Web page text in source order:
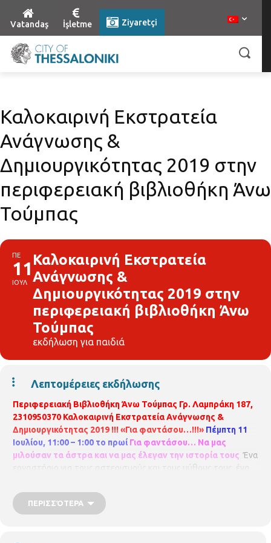
Vatandaş İşletme Ziyaretçi
Καλοκαιρινή Εκστρατεία
Ανάγνωσης &
Δημιουργικότητας 2019 στην
περιφερειακή βιβλιοθήκη Άνω
Τούμπας
ΠΕ
11
ΙΟΥΛ
Καλοκαιρινή Εκστρατεία
Ανάγνωσης &
Δημιουργικότητας 2019 στην
περιφερειακή βιβλιοθήκη Άνω
Τούμπας
εκδήλωση για παιδιά
Λεπτομέρειες εκδήλωσης
Περιφερειακή Βιβλιοθήκη Άνω Τούμπας Γρ. Λαμπράκη 187,
2310950370 Καλοκαιρινή Εκστρατεία Ανάγνωσης &
Δημιουργικότητας 2019 !!!«Για φαντάσου…!!!» Πέμπτη 11
Ιουλίου, 11:00 – 1:00 το πρωί Για φαντάσου… Να μας
μιλούσαν τα άστρα και να μας έλεγαν την ιστορία τους Ένα
εργαστήριο για τους αστερισμούς και τους μύθους τους, ένα
Κατερίνα Μπαλαμπανίδου
προεγγραφή Η συμμετοχή στις εκδηλώσεις είναι δωρεάν,
ΠΕΡΙΣΣΌΤΕΡΑ